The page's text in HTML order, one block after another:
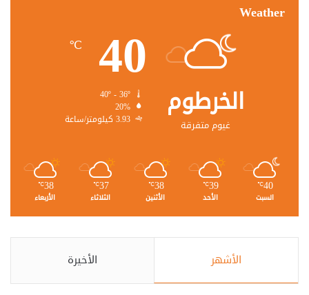
Weather
الخرطوم
غيوم متفرقة
40
℃
20%
3.93 كيلومتر/ساعة
40
℃
السبت
39
℃
الأحد
38
℃
الأثنين
37
℃
الثلاثاء
38
℃
الأربعاء
الأشهر الأخيرة